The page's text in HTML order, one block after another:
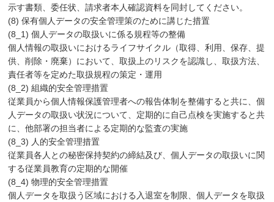
示す書類、委任状、請求者本人確認資料を同封してください。
(8) 保有個人データの安全管理策のために講じた措置
(8_1) 個人データの取扱いに係る規程等の整備
個人情報の取扱いにおけるライフサイクル（取得、利用、保存、提
供、削除・廃棄）において、取扱上のリスクを認識し、取扱方法、
責任者等を定めた取扱規程の策定・運用
(8_2) 組織的安全管理措置
従業員から個人情報保護管理者への報告体制を整備すると共に、個
人データの取扱い状況について、定期的に自己点検を実施すると共
に、他部署の担当者による定期的な監査の実施
(8_3) 人的安全管理措置
従業員各人との秘密保持契約の締結及び、個人データの取扱いに関
する従業員教育の定期的な開催
(8_4) 物理的安全管理措置
個人データを取扱う区域における入退室を制限、個人データを取扱